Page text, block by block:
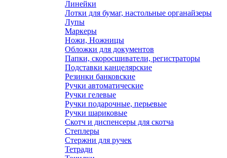
Линейки
Лотки для бумаг, настольные органайзеры
Лупы
Маркеры
Ножи, Ножницы
Обложки для документов
Папки, скоросшиватели, регистраторы
Подставки канцелярские
Резинки банковские
Ручки автоматические
Ручки гелевые
Ручки подарочные, перьевые
Ручки шариковые
Скотч и диспенсеры для скотча
Степлеры
Стержни для ручек
Тетради